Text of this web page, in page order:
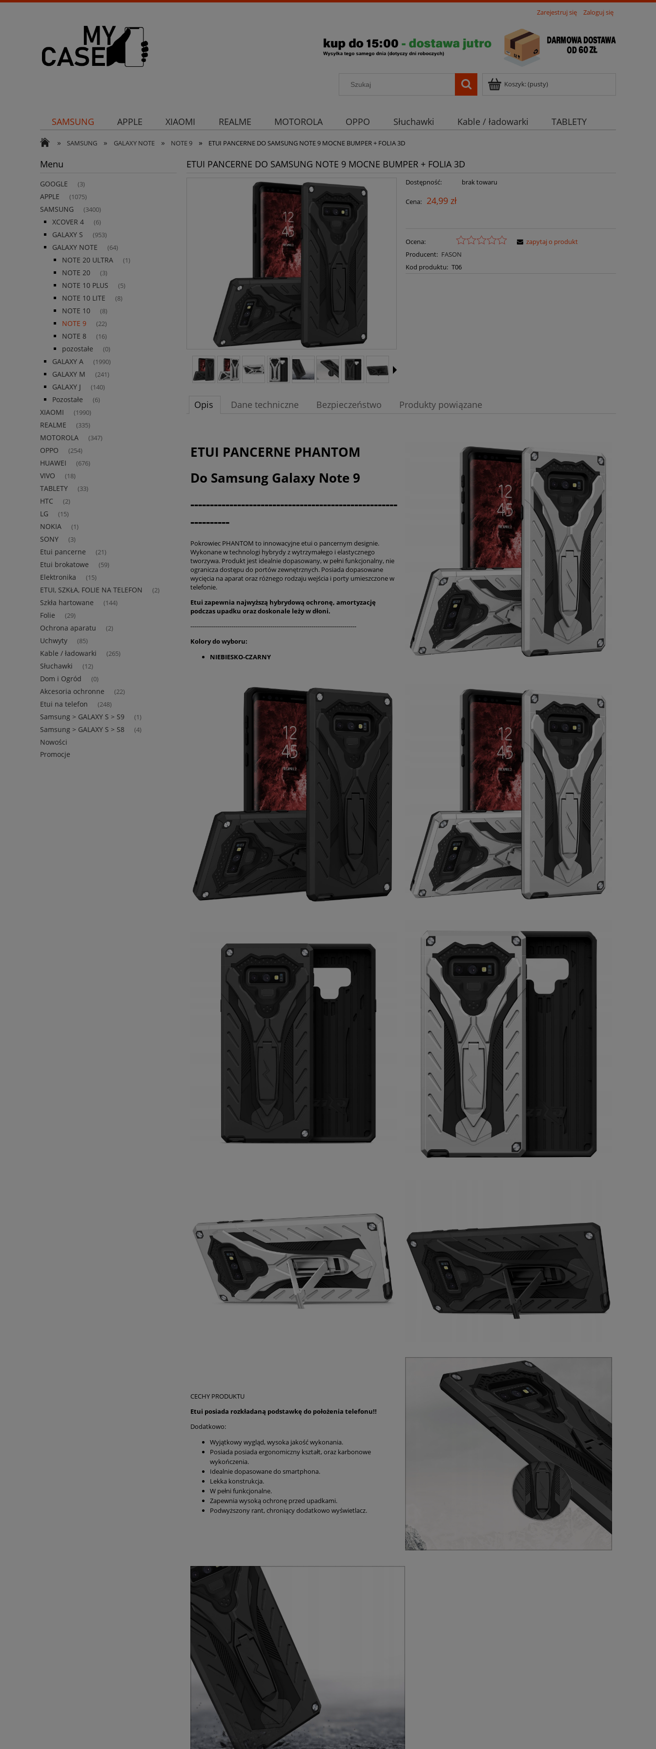
Zarejestruj się Zaloguj się
Koszyk:(pusty)
SAMSUNG APPLE XIAOMI REALME MOTOROLA OPPO Słuchawki Kable / ładowarki
TABLETY
Uchwyty
Ochrona aparatu Ochrona aparatu Strona główna
» SAMSUNG » GALAXY NOTE » NOTE 9 » ETUI PANCERNE DO SAMSUNG NOTE 9 MOCNE BUMPER + FOLIA 3D
Menu
GOOGLE (3)
APPLE (1075)
SAMSUNG (3400)
XCOVER 4 (6)
GALAXY S (953)
GALAXY NOTE (64)
NOTE 20 ULTRA (1)
NOTE 20 (3)
NOTE 10 PLUS (5)
NOTE 10 LITE (8)
NOTE 10 (8)
NOTE 9 (22)
NOTE 8 (16)
pozostałe (0)
GALAXY A (1990)
GALAXY M (241)
GALAXY J (140)
Pozostałe (6)
XIAOMI (1990)
REALME (335)
MOTOROLA (347)
OPPO (254)
HUAWEI (676)
VIVO (18)
TABLETY (33)
HTC (2)
LG (15)
NOKIA (1)
SONY (3)
Etui pancerne (21)
Etui brokatowe (59)
Elektronika (15)
ETUI, SZKŁA, FOLIE NA TELEFON (2)
Szkła hartowane (144)
Folie (29)
Ochrona aparatu (2)
Uchwyty (85)
Kable / ładowarki (265)
Słuchawki (12)
Dom i Ogród (0)
Akcesoria ochronne (22)
Etui na telefon (248)
Samsung > GALAXY S > S9 (1)
Samsung > GALAXY S > S8 (4)
Nowości
Promocje
ETUI PANCERNE DO SAMSUNG NOTE 9 MOCNE BUMPER + FOLIA 3D
Dostępność: brak towaru
Cena: 24,99 zł
Ocena:
Producent: FASON
Kod produktu: T06
zapytaj o produkt
Opis Dane techniczne Bezpieczeństwo Produkty powiązane
ETUI PANCERNE PHANTOM
Do Samsung Galaxy Note 9
-----------------------------------------------------
----------
Pokrowiec PHANTOM to innowacyjne etui o pancernym designie.
Wykonane w technologi hybrydy z wytrzymałego i elastycznego
tworzywa. Produkt jest idealnie dopasowany, w pełni funkcjonalny, nie
ogranicza dostępu do portów zewnętrznych. Posiada dopasowane
wycięcia na aparat oraz różnego rodzaju wejścia i porty umieszczone w
telefonie.
Etui zapewnia najwyższą hybrydową ochronę, amortyzację
podczas upadku orazdoskonale leży w dłoni.
-------------------------------------------------------------------------------------
Kolory do wyboru:
NIEBIESKO-CZARNY
CECHY PRODUKTU
Etui posiada rozkładaną podstawkę do położenia telefonu!!
Dodatkowo:
Wyjątkowy wygląd, wysoka jakość wykonania.
Posiada posiada ergonomiczny kształt, oraz karbonowe
wykończenia.
Idealnie dopasowane do smartphona.
Lekka konstrukcja.
W pełni funkcjonalne.
Zapewnia wysoką ochronę przed upadkami.
Podwyższony rant, chroniący dodatkowo wyświetlacz.